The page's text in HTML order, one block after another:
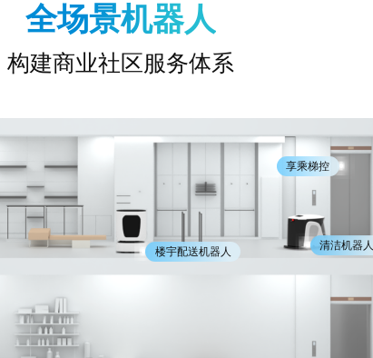
全场景机器人
构建商业社区服务体系
楼宇配送机器人 清洁机器人
享乘梯控